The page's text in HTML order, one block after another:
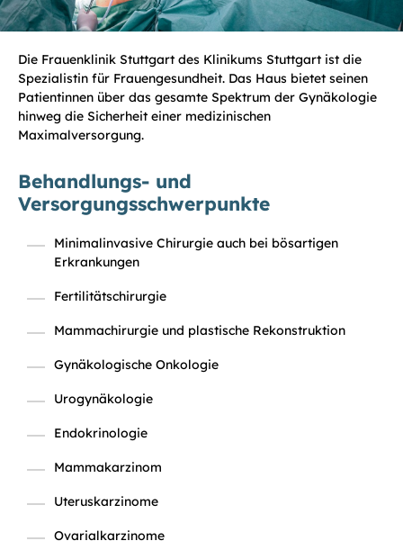
Die Frauenklinik Stuttgart des Klinikums Stuttgart ist die
Spezialistin für Frauengesundheit. Das Haus bietet seinen
Patientinnen über das gesamte Spektrum der Gynäkologie
hinweg die Sicherheit einer medizinischen
Maximalversorgung.
Behandlungs- und
Versorgungsschwerpunkte
Minimalinvasive Chirurgie auch bei bösartigen
Erkrankungen
Fertilitätschirurgie
Mammachirurgie und plastische Rekonstruktion
Gynäkologische Onkologie
Urogynäkologie
Endokrinologie
Mammakarzinom
Uteruskarzinome
Ovarialkarzinome